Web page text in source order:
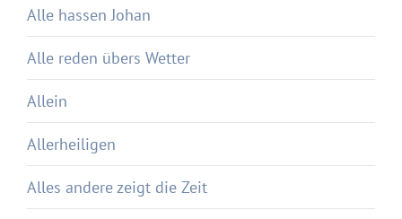
Alle hassen Johan
Alle reden übers Wetter
Allein
Allerheiligen
Alles andere zeigt die Zeit